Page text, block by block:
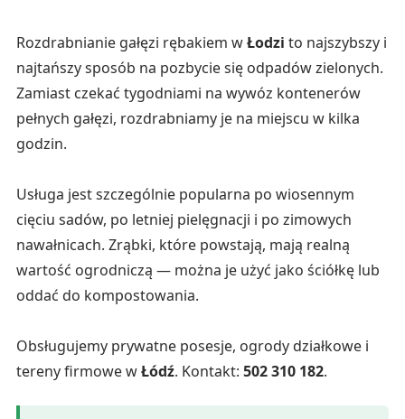
Rozdrabnianie gałęzi rębakiem wŁodzi to najszybszy i
najtańszy sposób na pozbycie się odpadów zielonych.
Zamiast czekać tygodniami na wywóz kontenerów
pełnych gałęzi, rozdrabniamy je na miejscu w kilka
godzin.
Usługa jest szczególnie popularna po wiosennym
cięciu sadów, po letniej pielęgnacji i po zimowych
nawałnicach. Zrąbki, które powstają, mają realną
wartość ogrodniczą — można je użyć jako ściółkę lub
oddać do kompostowania.
Obsługujemy prywatne posesje, ogrody działkowe i
tereny firmowe wŁódź. Kontakt: 502 310 182.